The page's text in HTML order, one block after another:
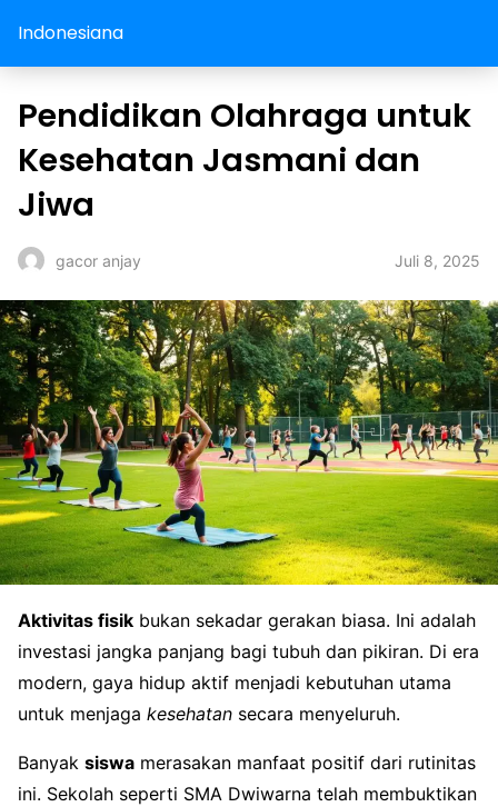
Indonesiana
Pendidikan Olahraga untuk
Kesehatan Jasmani dan
Jiwa
gacor anjay Juli 8, 2025
Aktivitas fisik bukan sekadar gerakan biasa. Ini adalah
investasi jangka panjang bagi tubuh dan pikiran. Di era
modern, gaya hidup aktif menjadi kebutuhan utama
untuk menjaga kesehatan secara menyeluruh.
Banyak siswa merasakan manfaat positif dari rutinitas
ini. Sekolah seperti SMA Dwiwarna telah membuktikan